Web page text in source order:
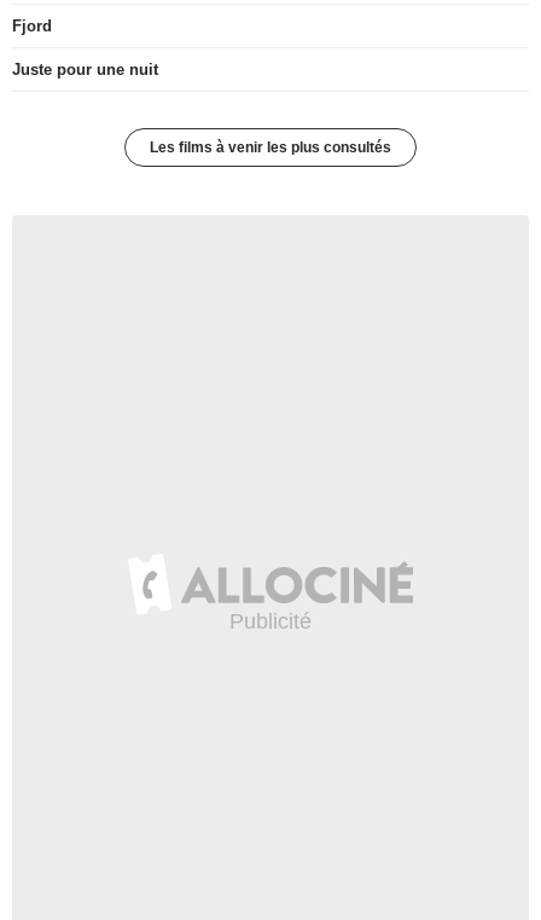
Fjord
Juste pour une nuit
Les films à venir les plus consultés